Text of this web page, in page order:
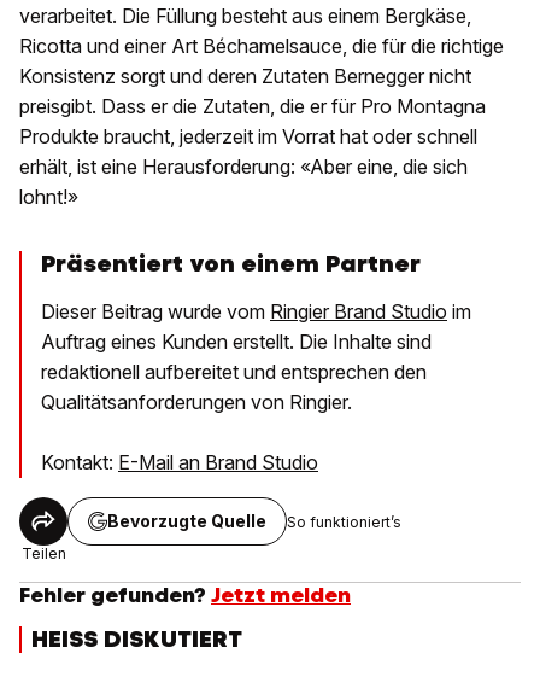
verarbeitet. Die Füllung besteht aus einem Bergkäse,
Ricotta und einer Art Béchamelsauce, die für die richtige
Konsistenz sorgt und deren Zutaten Bernegger nicht
preisgibt. Dass er die Zutaten, die er für Pro Montagna
Produkte braucht, jederzeit im Vorrat hat oder schnell
erhält, ist eine Herausforderung: «Aber eine, die sich
lohnt!»
Präsentiert von einem Partner
Dieser Beitrag wurde vom Ringier Brand Studio im
Auftrag eines Kunden erstellt. Die Inhalte sind
redaktionell aufbereitet und entsprechen den
Qualitätsanforderungen von Ringier.
Kontakt: E-Mail an Brand Studio
Teilen
Bevorzugte Quelle So funktioniert’s
Fehler gefunden? Jetzt melden
HEISS DISKUTIERT